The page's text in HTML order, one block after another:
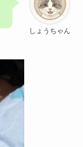
しょうちゃん